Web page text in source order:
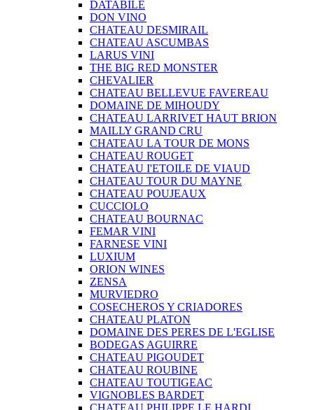
DATABILE
DON VINO
CHATEAU DESMIRAIL
CHATEAU ASCUMBAS
LARUS VINI
THE BIG RED MONSTER
CHEVALIER
CHATEAU BELLEVUE FAVEREAU
DOMAINE DE MIHOUDY
CHATEAU LARRIVET HAUT BRION
MAILLY GRAND CRU
CHATEAU LA TOUR DE MONS
CHATEAU ROUGET
CHATEAU I'ETOILE DE VIAUD
CHATEAU TOUR DU MAYNE
CHATEAU POUJEAUX
CUCCIOLO
CHATEAU BOURNAC
FEMAR VINI
FARNESE VINI
LUXIUM
ORION WINES
ZENSA
MURVIEDRO
COSECHEROS Y CRIADORES
CHATEAU PLATON
DOMAINE DES PERES DE L'EGLISE
BODEGAS AGUIRRE
CHATEAU PIGOUDET
CHATEAU ROUBINE
CHATEAU TOUTIGEAC
VIGNOBLES BARDET
CHATEAU PHILIPPE LE HARDI